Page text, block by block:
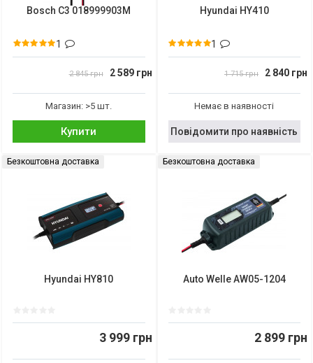
Bosch C3 018999903M
1
2 845 грн 2 589 грн
Магазин: >5 шт.
Купити
Hyundai HY410
1
1 715 грн 2 840 грн
Немає в наявності
Повідомити про наявність
Безкоштовна доставка
Hyundai HY810
3 999 грн
Безкоштовна доставка
Auto Welle AW05-1204
2 899 грн